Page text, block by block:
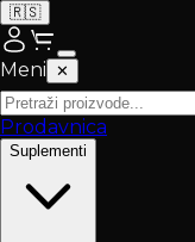
🇷🇸
Meni ✕
Prodavnica
Suplementi